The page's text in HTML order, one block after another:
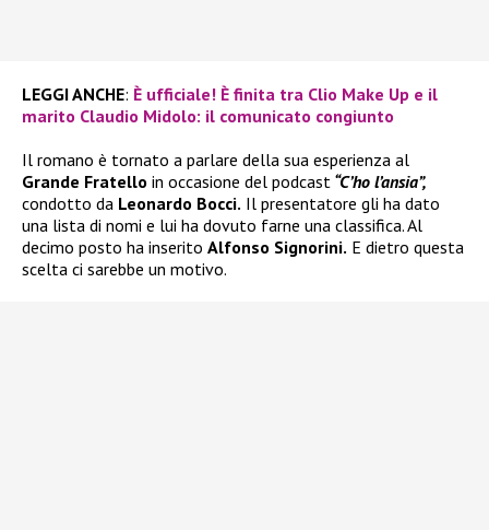
LEGGI ANCHE: È ufficiale! È finita tra Clio Make Up e il
marito Claudio Midolo: il comunicato congiunto
Il romano è tornato a parlare della sua esperienza al
Grande Fratello in occasione del podcast “C’ho l’ansia”,
condotto da Leonardo Bocci. Il presentatore gli ha dato
una lista di nomi e lui ha dovuto farne una classifica. Al
decimo posto ha inserito Alfonso Signorini. E dietro questa
scelta ci sarebbe un motivo.